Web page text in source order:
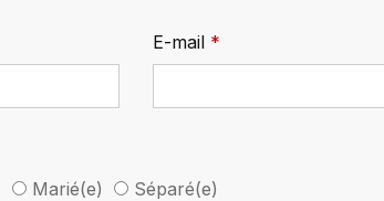
E-mail
Marié(e) Séparé(e)